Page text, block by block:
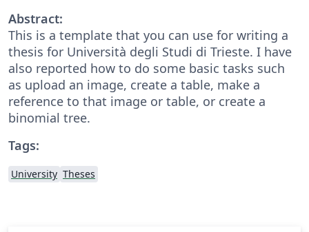
Abstract:
This is a template that you can use for writing a
thesis for Università degli Studi di Trieste. I have
also reported how to do some basic tasks such
as upload an image, create a table, make a
reference to that image or table, or create a
binomial tree.
Tags:
University Theses